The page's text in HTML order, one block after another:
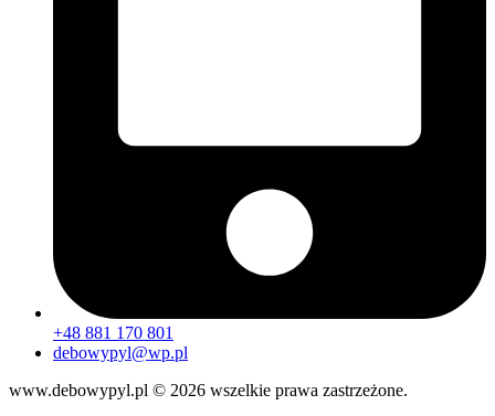
+48 881 170 801
debowypyl@wp.pl
www.debowypyl.pl © 2026 wszelkie prawa zastrzeżone.